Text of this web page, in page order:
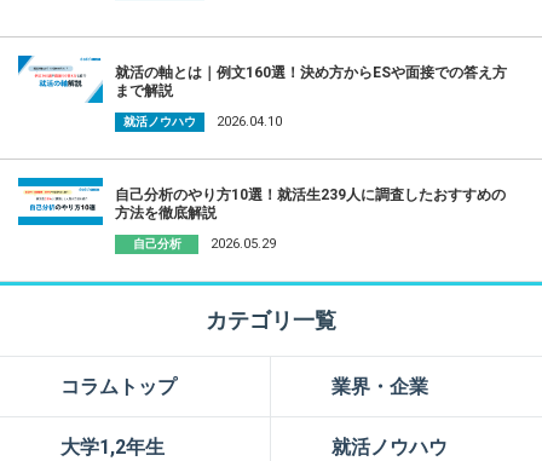
就活の軸とは｜例文160選！決め方からESや面接での答え方
まで解説
就活ノウハウ 2026.04.10
自己分析のやり方10選！就活生239人に調査したおすすめの
方法を徹底解説
自己分析 2026.05.29
カテゴリ一覧
コラムトップ
大学1,2年生
業界・企業
就活ノウハウ